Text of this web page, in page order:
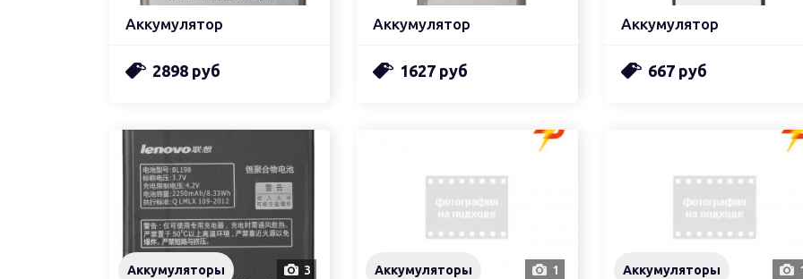
Аккумулятор
2898 руб
Аккумулятор
1627 руб
Аккумулятор
667 руб
Аккумуляторы 3 Аккумуляторы 1 Аккумуляторы